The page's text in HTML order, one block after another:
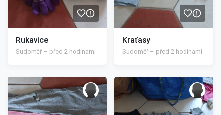
Rukavice
Sudoměř – před 2 hodinami
Kraťasy
Sudoměř – před 2 hodinami
/>